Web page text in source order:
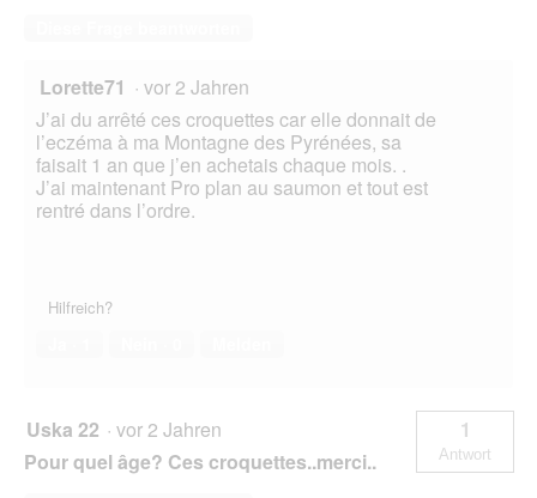
Lorette71 · vor 2 Jahren
J’ai du arrêté ces croquettes car elle donnait de
l’eczéma à ma Montagne des Pyrénées, sa
faisait 1 an que j’en achetais chaque mois. .
J’ai maintenant Pro plan au saumon et tout est
rentré dans l’ordre.
Hilfreich?
Uska 22 · vor 2 Jahren
Pour quel âge? Ces croquettes..merci..
1
Antwort